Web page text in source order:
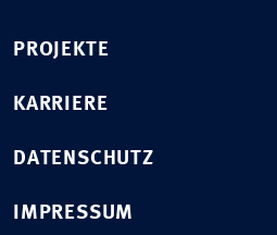
PROJEKTE
KARRIERE
DATENSCHUTZ
IMPRESSUM